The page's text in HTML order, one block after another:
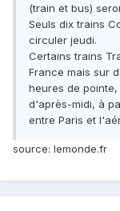
(train et bus)
Seuls dix trains
circuler jeudi.
Certains trains
France mais sur
heures de
d'après-midi, à
entre Paris et
source: lemonde.fr